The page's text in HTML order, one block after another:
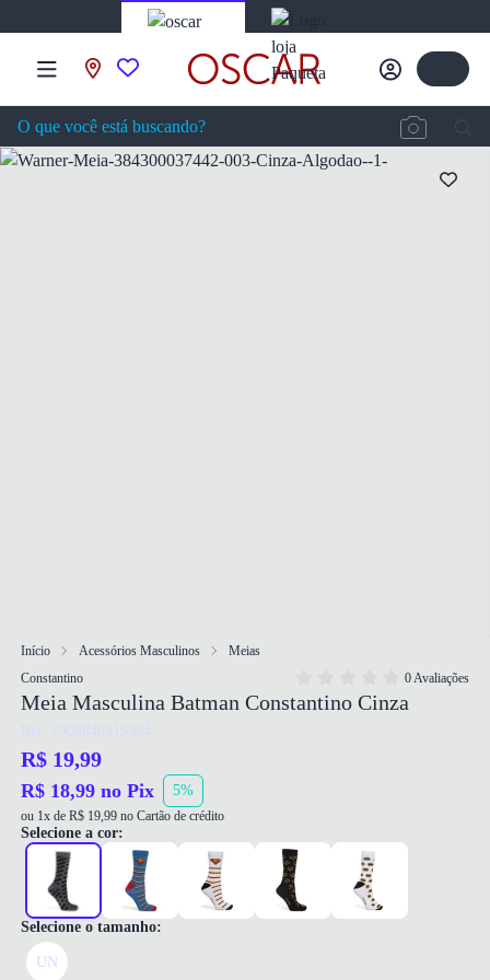
Início Acessórios Masculinos
Meias
Constantino
0 Avaliações
Meia Masculina Batman Constantino Cinza
Ref: 7908846315384
R$ 19,99
R$ 18,99 no Pix 5%
ou 1x de R$ 19,99 no Cartão de crédito
Selecione a cor:
Selecione o tamanho:
UN